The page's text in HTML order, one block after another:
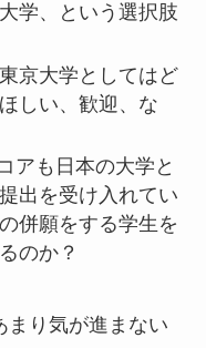
学、という選択肢
京大学としてはど
しい、歓迎、な
アも日本の大学と
出を受け入れてい
併願をする学生を
のか？
まり気が進まない